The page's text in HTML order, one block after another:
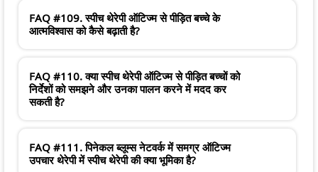
FAQ #109. स्पीच थेरेपी ऑटिज्म से पीड़ित बच्चे के
आत्मविश्वास को कैसे बढ़ाती है?
FAQ #110. क्या स्पीच थेरेपी ऑटिज्म से पीड़ित बच्चों को
निर्देशों को समझने और उनका पालन करने में मदद कर
सकती है?
FAQ #111. पिनेकल ब्लूम्स नेटवर्क में समग्र ऑटिज्म
उपचार थेरेपी में स्पीच थेरेपी की क्या भूमिका है?